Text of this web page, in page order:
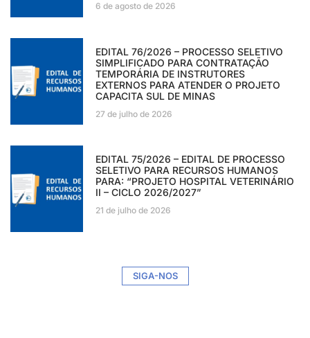
6 de agosto de 2026
EDITAL 76/2026 – PROCESSO SELETIVO
SIMPLIFICADO PARA CONTRATAÇÃO
TEMPORÁRIA DE INSTRUTORES
EXTERNOS PARA ATENDER O PROJETO
CAPACITA SUL DE MINAS
27 de julho de 2026
EDITAL 75/2026 – EDITAL DE PROCESSO
SELETIVO PARA RECURSOS HUMANOS
PARA: “PROJETO HOSPITAL VETERINÁRIO
II – CICLO 2026/2027”
21 de julho de 2026
SIGA-NOS